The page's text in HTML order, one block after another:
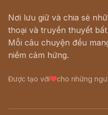
Nơi lưu giữ và chia sẻ
thoại và truyền thuyết
Mỗi câu chuyện đều
niềm cảm hứng.
Được tạo với cho những